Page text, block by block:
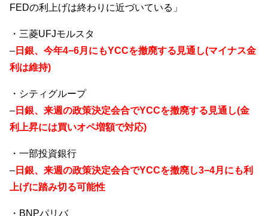
FEDの利上げは終わりに近づいている」
・三菱UFJモルスタ
– 日銀、今年4−6月にもYCCを撤廃する見通し(マイナス金
利は維持)
・シティグループ
– 日銀、来週の政策決定会合でYCCを撤廃する見通し(金
利上昇には買いオペ増額で対応)
・一部投資銀行
– 日銀、来週の政策決定会合でYCCを撤廃し3−4月にも利
上げに踏み切る可能性
・BNPパリバ